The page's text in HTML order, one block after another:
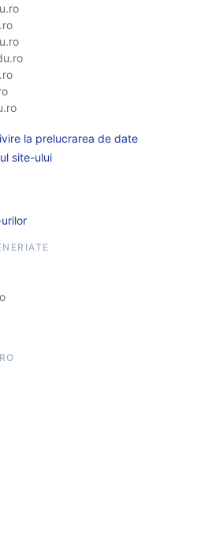
la prelucrarea de date
site-ului